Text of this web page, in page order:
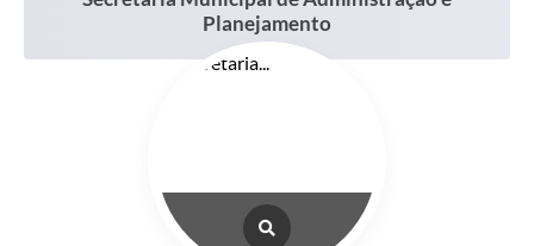
Planejamento